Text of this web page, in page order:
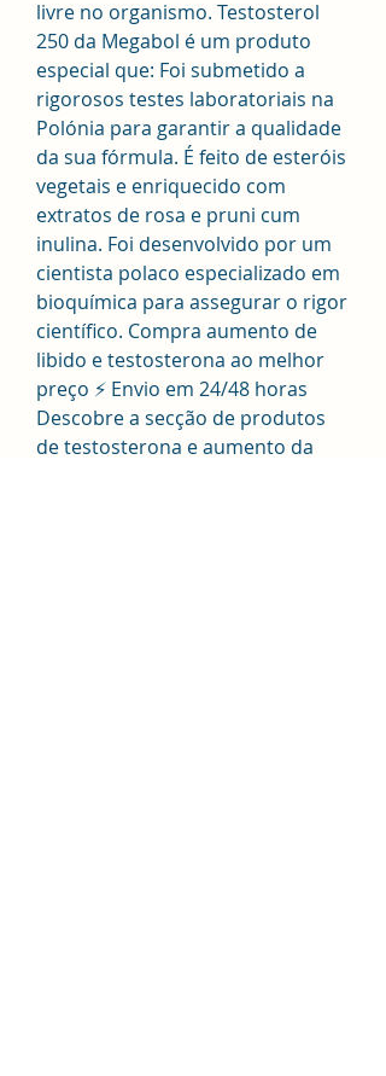
livre no organismo. Testosterol
250 da Megabol é um produto
especial que: Foi submetido a
rigorosos testes laboratoriais na
Polónia para garantir a qualidade
da sua fórmula. É feito de esteróis
vegetais e enriquecido com
extratos de rosa e pruni cum
inulina. Foi desenvolvido por um
cientista polaco especializado em
bioquímica para assegurar o rigor
científico. Compra aumento de
libido e testosterona ao melhor
preço ⚡ Envio em 24/48 horas
Descobre a secção de produtos
de testosterona e aumento da